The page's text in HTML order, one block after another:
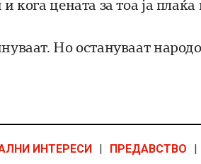
кога цената за тоа ја
Но остануваат
ИНТЕРЕСИ ПРЕДАВСТВО